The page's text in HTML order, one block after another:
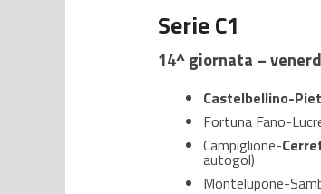
Serie C1
14^ giornata –
Castelbellino-
Fortuna Fano-
Campiglione-
autogol)
Montelupone-